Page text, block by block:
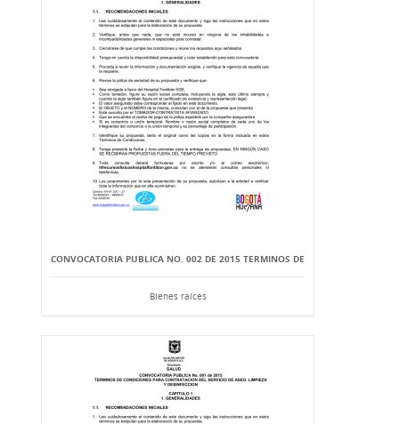
CONVOCATORIA PUBLICA NO. 002 DE 2015 TERMINOS DE
Bienes raíces